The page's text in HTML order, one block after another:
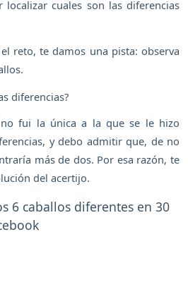
cuales son las diferencias
reto, te damos una pista: observa
diferencias?
no fui la única a la que se le hizo
y debo admitir que, de no
más de dos. Por esa razón, te
del acertijo.